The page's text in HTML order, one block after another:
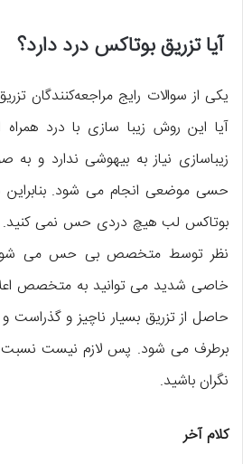
آیا تزریق بوتاکس درد دارد؟
یکی از سوالات رایج مراجعه‌کنندگان
آیا این روش زیبا سازی با درد
زیباسازی نیاز به بیهوشی ندارد و
حسی موضعی انجام می شود. بنابراین
بوتاکس لب هیچ دردی حس نمی کنید.
نظر توسط متخصص بی حس می
خاصی شدید می توانید به متخصص
حاصل از تزریق بسیار ناچیز و گذراست و
برطرف می شود. پس لازم نیست نسبت
نگران باشید.
کلام آخر